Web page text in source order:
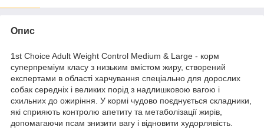
Опис
1st Choice Adult Weight Control Medium & Large - корм
суперпреміум класу з низьким вмістом жиру, створений
експертами в області харчування спеціально для дорослих
собак середніх і великих порід з надлишковою вагою і
схильних до ожиріння. У кормі чудово поєднується складники,
які сприяють контролю апетиту та метаболізації жирів,
допомагаючи псам знизити вагу і відновити худорлявість.